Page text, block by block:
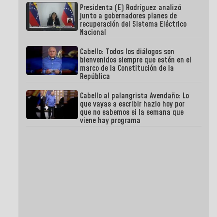
Presidenta (E) Rodríguez analizó
junto a gobernadores planes de
recuperación del Sistema Eléctrico
Nacional
Cabello: Todos los diálogos son
bienvenidos siempre que estén en el
marco de la Constitución de la
República
Cabello al palangrista Avendaño: Lo
que vayas a escribir hazlo hoy por
que no sabemos si la semana que
viene hay programa